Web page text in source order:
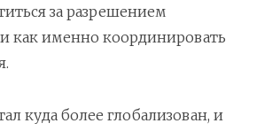
за разрешением
как именно координировать
куда более глобализован, и